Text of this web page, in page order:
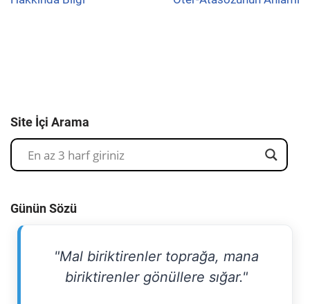
Site İçi Arama
Günün Sözü
"Mal biriktirenler toprağa, mana
biriktirenler gönüllere sığar."